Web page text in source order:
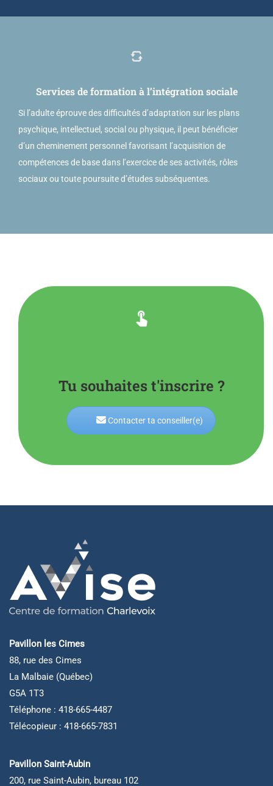
Services de formation à l’intégration sociale
Si l’adulte éprouve des difficultés d’adaptation sur les plans
psychique, intellectuel, social ou physique, il peut bénéficier
d’un cheminement personnel favorisant l’acquisition de
compétences de base dans l’exercice de ses activités, rôles
sociaux ou toute poursuite d’études subséquentes.
Tu souhaites t'inscrire ?
Contacter ta conseiller(e)
Pavillon les Cimes
88, rue des Cimes
La Malbaie (Québec)
G5A 1T3
Téléphone : 418-665-4487
Télécopieur : 418-665-7831
Pavillon Saint-Aubin
200, rue Saint-Aubin, bureau 102